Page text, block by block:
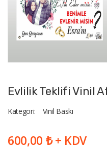
Evlilik Teklifi Vinil
Kategori: Vinil Baskı
600,00 ₺ + KDV